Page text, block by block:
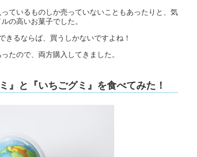
ているものしか売っていないこともあったりと、気
の高いお菓子でした。
きるならば、買うしかないですよね！
たので、両方購入してきました。
』と『いちごグミ』を食べてみた！